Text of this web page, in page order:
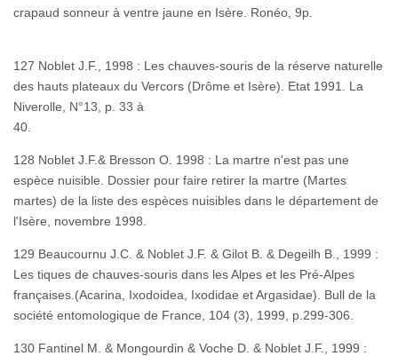
crapaud sonneur à ventre jaune en Isère. Ronéo, 9p.
127 Noblet J.F., 1998 : Les chauves-souris de la réserve naturelle
des hauts plateaux du Vercors (Drôme et Isère). Etat 1991. La
Niverolle, N°13, p. 33 à
40.
128 Noblet J.F.& Bresson O. 1998 : La martre n'est pas une
espèce nuisible. Dossier pour faire retirer la martre (Martes
martes) de la liste des espèces nuisibles dans le département de
l'Isère, novembre 1998.
129 Beaucournu J.C. & Noblet J.F. & Gilot B. & Degeilh B., 1999 :
Les tiques de chauves-souris dans les Alpes et les Pré-Alpes
françaises.(Acarina, Ixodoidea, Ixodidae et Argasidae). Bull de la
société entomologique de France, 104 (3), 1999, p.299-306.
130 Fantinel M. & Mongourdin & Voche D. & Noblet J.F., 1999 :